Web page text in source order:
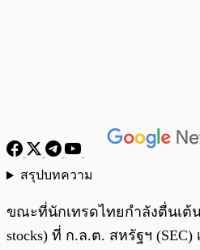
สรุปบทความ
ขณะที่นักเทรดไทยกำลังตื่นเต้
stocks) ที่ ก.ล.ต. สหรัฐฯ